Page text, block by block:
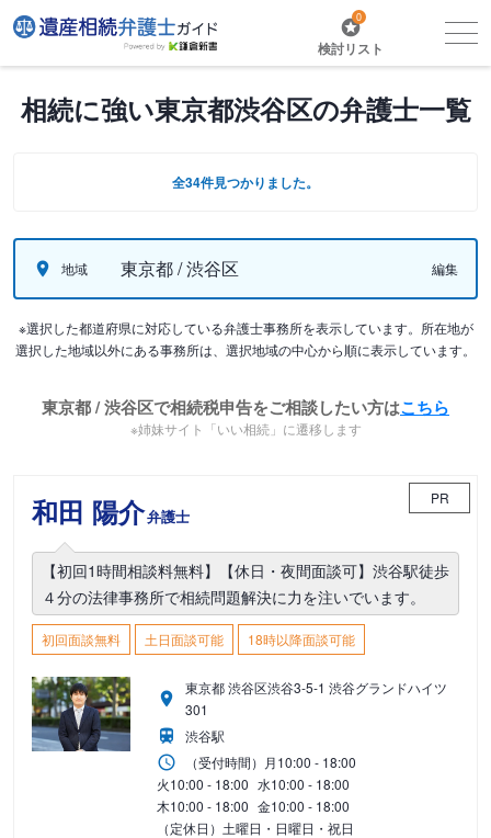
0
検討リスト
相続に強い東京都渋谷区の弁護士一覧
全34件見つかりました。
地域 東京都 / 渋谷区 編集
※選択した都道府県に対応している弁護士事務所を表示しています。所在地が
選択した地域以外にある事務所は、選択地域の中心から順に表示しています。
東京都 / 渋谷区で相続税申告をご相談したい方はこちら
※姉妹サイト「いい相続」に遷移します
和田 陽介弁護士
PR
【初回1時間相談料無料】【休日・夜間面談可】渋谷駅徒歩
４分の法律事務所で相続問題解決に力を注いでいます。
初回面談無料 土日面談可能 18時以降面談可能
東京都 渋谷区渋谷3-5-1 渋谷グランドハイツ
301
渋谷駅
（受付時間） 月10:00 - 18:00
火10:00 - 18:00 水10:00 - 18:00
木10:00 - 18:00 金10:00 - 18:00
（定休日）土曜日・日曜日・祝日